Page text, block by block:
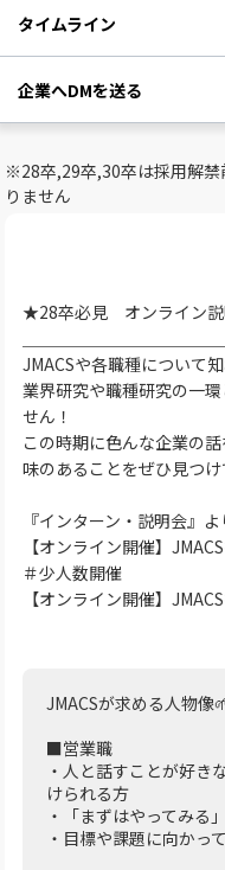
タイムライン
企業へDMを送る
※28卒,29卒,30卒は採用解禁
りません
★28卒必見 オンライン
JMACSや各職種について
業界研究や職種研究の一
せん！
この時期に色んな企業の
味のあることをぜひ見つ
『インターン・説明会』
【オンライン開催】
＃少人数開催
【オンライン開催】
JMACSが求める人物像
■営業職
・人と話すことが好き
けられる方
・「まずはやってみる
・目標や課題に向かっ